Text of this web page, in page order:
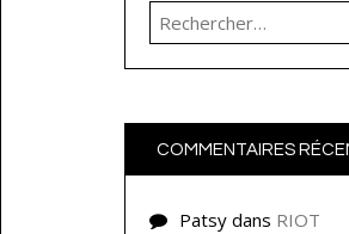
Rechercher :
COMMENTAIRES
Patsy dans RIOT